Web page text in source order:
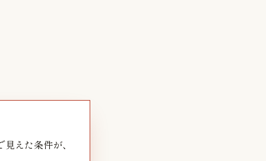
えた条件が、